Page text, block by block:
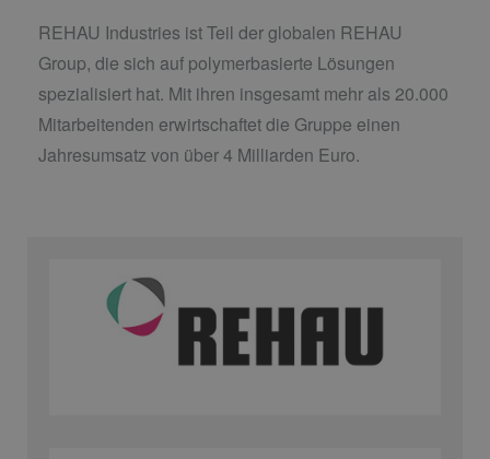
REHAU Industries ist Teil der globalen REHAU
Group, die sich auf polymerbasierte Lösungen
spezialisiert hat. Mit ihren insgesamt mehr als 20.000
Mitarbeitenden erwirtschaftet die Gruppe einen
Jahresumsatz von über 4 Milliarden Euro.